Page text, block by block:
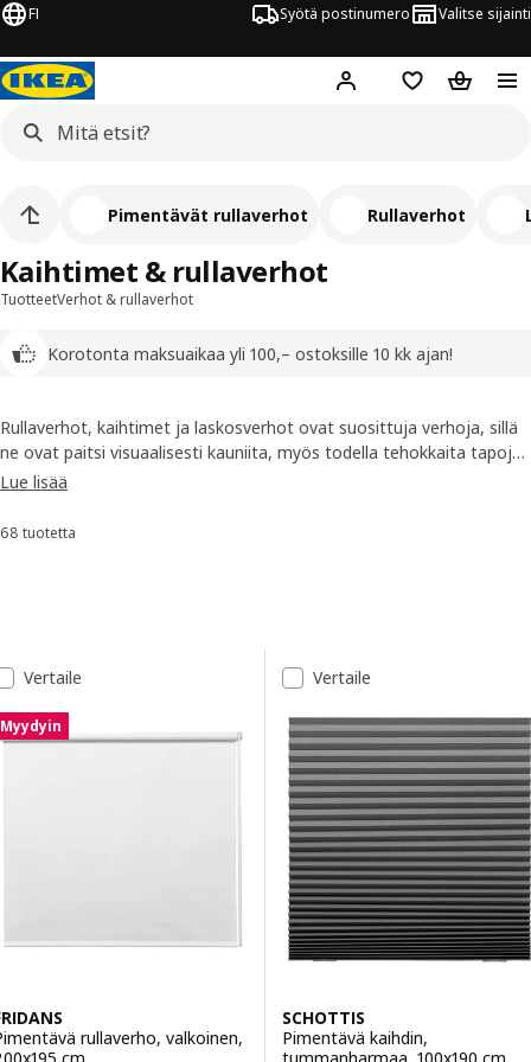
FI Syötä postinumero Valitse sijainti
Hej! Kirjaudu sisään
Suosikit
TuotteetVerhot & rullaverhot
Korotonta maksuaikaa yli 100,– ostoksille 10 kk ajan!
Kaihtimet & rullaverhot
Pimentävät rullaverhot Rullaverhot
Rullaverhot, kaihtimet ja laskosverhot ovat suosittuja verhoja, sillä
ne ovat paitsi visuaalisesti kauniita, myös todella tehokkaita tapoja
hallita tilan valon määrää.
Lue lisää
Lajittele ja suodata
68 tuotetta
Tulosluettelo
Vertaile
Myydyin
rullaverho, valkoinen,
cm
Vertaile
SCHOTTIS
Pimentävä kaihdin,
tummanharmaa, 100x190 cm